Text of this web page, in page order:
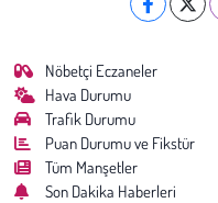
Nöbetçi Eczaneler
Hava Durumu
Trafik Durumu
Puan Durumu ve Fikstür
Tüm Manşetler
Son Dakika Haberleri